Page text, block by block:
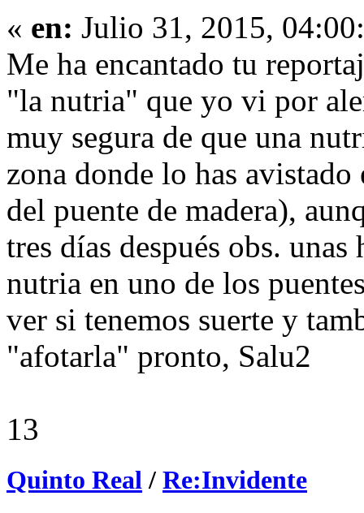
« en: Julio 31, 2015,
Me ha encantado tu
"la nutria" que yo vi por
muy segura de que una
zona donde lo has
del puente de madera),
tres días después obs.
nutria en uno de los
ver si tenemos suerte y
"afotarla" pronto, Salu2
13
Quinto Real / Re:Invidente